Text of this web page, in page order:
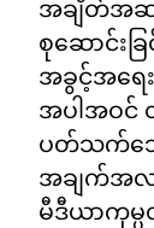
အချိတ်အ
စုဆောင်း
အခွင့်အရေ
အပါအဝင်
ပတ်သက်သ
အချက်အလ
မီဒီယာကုမ္